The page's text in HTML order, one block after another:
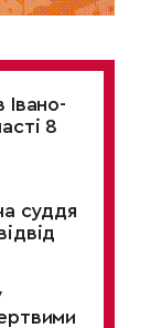
8
суддя